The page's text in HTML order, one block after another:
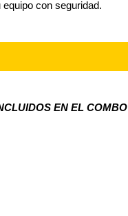
con seguridad.
EN EL COMBO